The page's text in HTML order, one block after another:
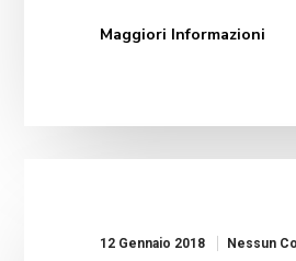
Maggiori Informazioni
12 Gennaio 2018 Nessun